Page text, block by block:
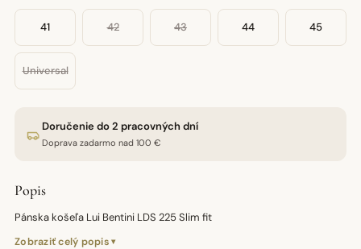
41 42 43 44 45
Universal
Doručenie do 2 pracovných dní
Doprava zadarmo nad 100 €
Popis
Pánska košeľa Lui Bentini LDS 225 Slim fit
Zobraziť celý popis